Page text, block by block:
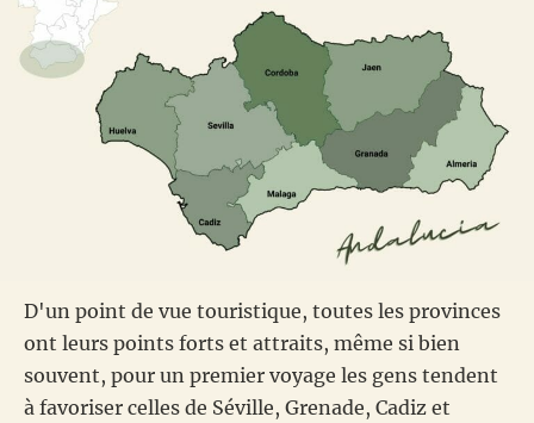
D'un point de vue touristique, toutes les provinces
ont leurs points forts et attraits, même si bien
souvent, pour un premier voyage les gens tendent
à favoriser celles de Séville, Grenade, Cadiz et